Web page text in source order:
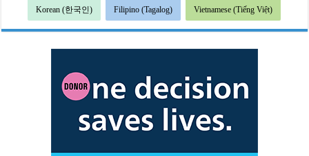
하
세
Korean (한국인) Filipino (Tagalog) Vietnamese (Tiếng Việt)